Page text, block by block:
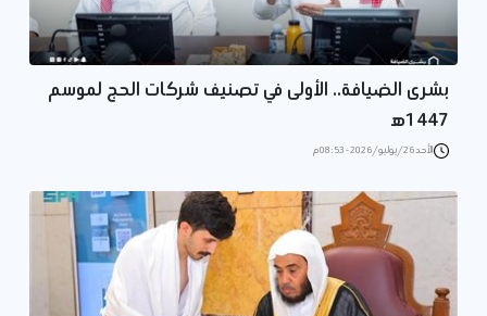
بشرى الضيافة.. الأولى في تصنيف شركات الحج لموسم
1447ه‍
الأحد 26/يوليو/2026 - 08:53 م